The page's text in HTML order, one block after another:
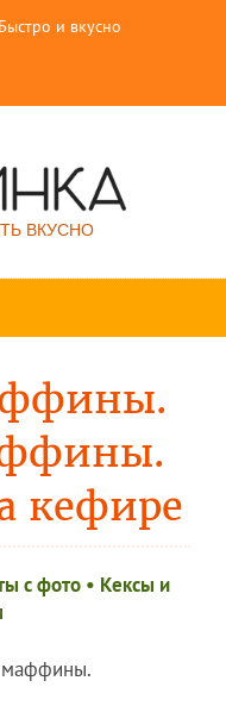
Быстро и вкусно
ВКУСНО
кефире
c фото • Кексы и